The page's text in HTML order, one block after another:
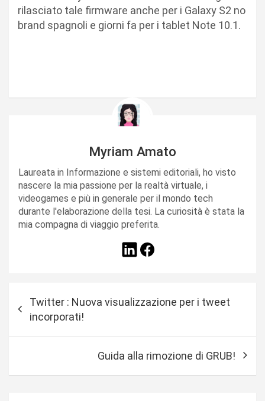
rilasciato tale firmware anche per i Galaxy S2 no
brand spagnoli e giorni fa per i tablet Note 10.1.
Myriam Amato
Laureata in Informazione e sistemi editoriali, ho visto
nascere la mia passione per la realtà virtuale, i
videogames e più in generale per il mondo tech
durante l'elaborazione della tesi. La curiosità è stata la
mia compagna di viaggio preferita.
Twitter : Nuova visualizzazione per i tweet
incorporati!
Guida alla rimozione di GRUB!